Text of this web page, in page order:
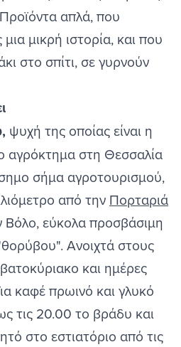
απλά, που
μικρή ιστορία, και που
στο σπίτι, σε γυρνούν
ψυχή της οποίας είναι η
αγρόκτημα στη Θεσσαλία
σήμα αγροτουρισμού​,
από την Πορταριά
Βόλο, εύκολα προσβάσιμη
Ανοιχτά στους
και ημέρες
καφέ πρωινό και γλυκό
τις 20.00 το βράδυ και
στο εστιατόριο από τις